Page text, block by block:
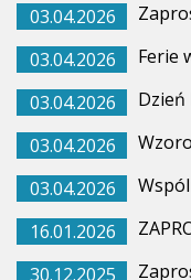
03.04.2026
03.04.2026
Ferie
03.04.2026
Dzień
03.04.2026
03.04.2026
16.01.2026
30.12.2025